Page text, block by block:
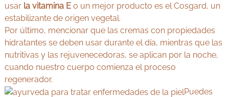
usar la vitamina Eo un mejor producto es el Cosgard, un
estabilizante de origen vegetal.
Por último, mencionar que las cremas con propiedades
hidratantes se deben usar durante el día, mientras que las
nutritivas y las rejuvenecedoras, se aplican por la noche,
cuando nuestro cuerpo comienza el proceso
regenerador.
Puedes